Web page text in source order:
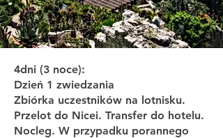
4dni (3 noce):
Dzień 1 zwiedzania
Zbiórka uczestników na lotnisku.
Przelot do Nicei. Transfer do hotelu.
Nocleg. W przypadku porannego